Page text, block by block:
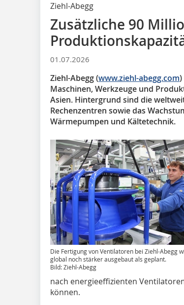
Ziehl-Abegg
Zusätzliche 90
01.07.2026
Ziehl-Abegg (www.ziehl-abegg.com
Maschinen, Werkzeuge und
Asien. Hintergrund sind die
Rechenzentren sowie das
Wärmepumpen und Kältetechnik.
Die Fertigung von Ventilatoren bei Ziehl-Abegg
global noch stärker ausgebaut als geplant.
Bild: Ziehl-Abegg
nach energieeffizienten
können.